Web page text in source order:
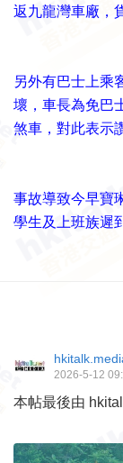
返九龍灣車廠，
另外有巴士上乘
壞，車長為免巴
煞車，對此表示
事故導致今早寶
學生及上班族遲
2026-5-12
本帖最後由